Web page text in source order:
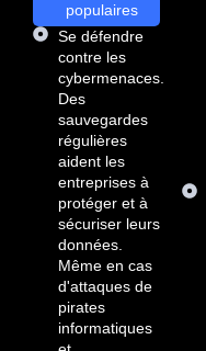
populaires
Se défendre
contre les
cybermenaces.
Des
sauvegardes
régulières
aident les
entreprises à
protéger et à
sécuriser leurs
données.
Même en cas
d'attaques de
pirates
informatiques